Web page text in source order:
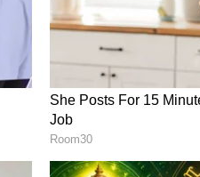
வீடியோ
இருந்த
மாரன், இந்தத்
அவரது கண்களில்